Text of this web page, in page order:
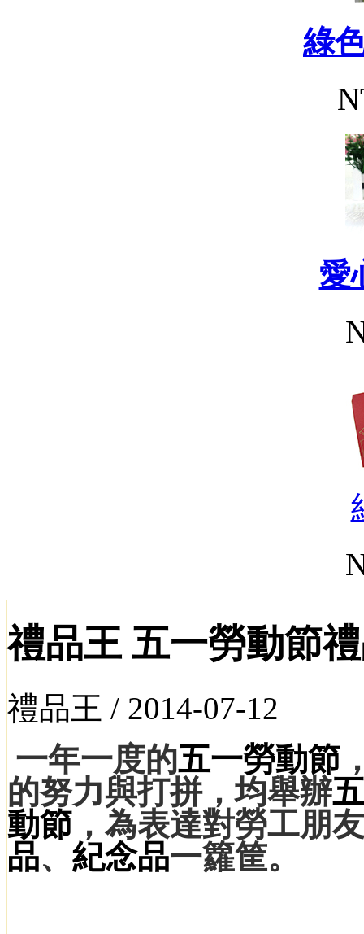
綠
愛
禮品王 五一勞動節
禮品王 / 2014-07-12
一年一度的五一勞動節
的努力與打拼，均舉辦
動節 ，為表達對勞工朋
品、 紀念品一籮筐。